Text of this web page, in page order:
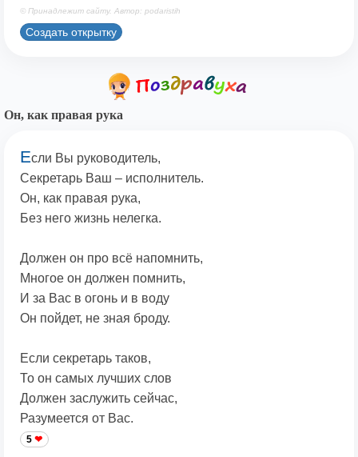
© Принадлежит сайту. Автор: podaristih
Создать открытку
Он, как правая рука
Если Вы руководитель,
Секретарь Ваш – исполнитель.
Он, как правая рука,
Без него жизнь нелегка.
Должен он про всё напомнить,
Многое он должен помнить,
И за Вас в огонь и в воду
Он пойдет, не зная броду.
Если секретарь таков,
То он самых лучших слов
Должен заслужить сейчас,
Разумеется от Вас.
5